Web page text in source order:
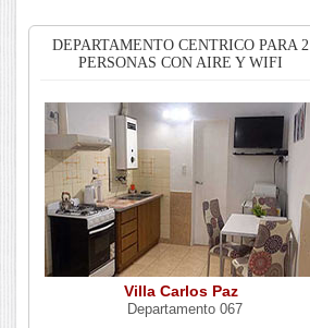
DEPARTAMENTO CENTRICO PARA 2
PERSONAS CON AIRE Y WIFI
Villa Carlos Paz
Departamento 067